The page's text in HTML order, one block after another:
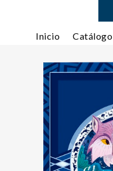
Inicio Catálogo